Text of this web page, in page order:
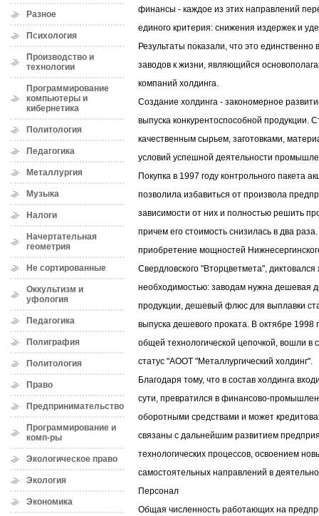
Разное
Психология
Производство и
технологии
Программирование
компьютеры и
кибернетика
Политология
Педагогика
Металлургия
Музыка
Налоги
Начертательная
геометрия
Не сортированные
Оккультизм и
уфология
Педагогика
Полиграфия
Политология
Право
Предпринимательство
Программирование и
комп-ры
Экологическое право
Экология
Экономика
финансы - каждое из этих направлений
единого критерия: снижения издержек и
Результаты показали, что это
заводов к жизни, являющийся
компаний холдинга.
Создание холдинга - закономерное
выпуска конкурентоспособной продукции.
качественным сырьем, заготовками,
условий успешной деятельности
Покупка в 1997 году контрольного пакета
позволила избавиться от произвола
зависимости от них и полностью решить
причем его стоимость снизилась в два
приобретение мощностей
Свердловского "Вторцветмета",
необходимостью: заводам нужна дешевая
продукции, дешевый флюс для выплавки
выпуска дешевого проката. В октябре
общей технологической цепочкой, вошли в
статус "АООТ "Металлургический холдинг".
Благодаря тому, что в состав холдинга
сути, превратился в финансово-
оборотными средствами и может
связаны с дальнейшим развитием
технологических процессов, освоением
самостоятельных направлений в
Персонал
Общая численность работающих на